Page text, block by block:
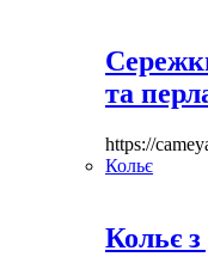
та
https://
Кольє
Кольє